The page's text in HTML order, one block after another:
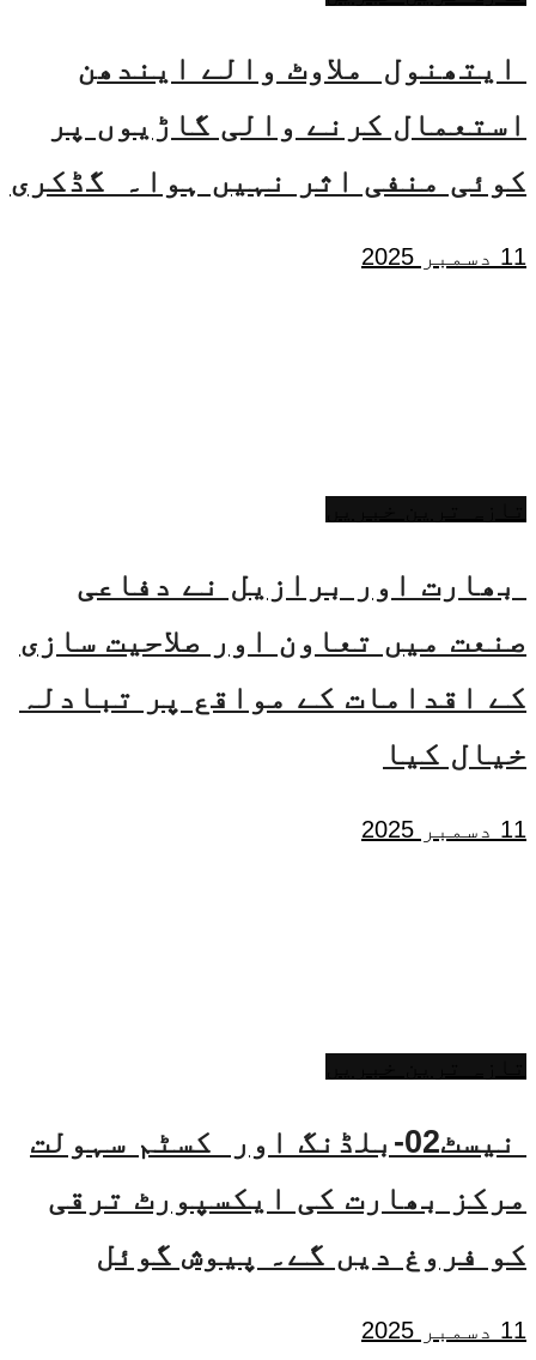
ایتھنول ملاوٹ والے ایندھن
استعمال کرنے والی گاڑیوں پر
کوئی منفی اثر نہیں ہوا۔ گڈکری
11 دسمبر 2025
بھارت اور برازیل نے دفاعی
صنعت میں تعاون اور صلاحیت سازی
کے اقدامات کے مواقع پر تبادلہ
خیال کیا
11 دسمبر 2025
نیسٹ02-بلڈنگ اور کسٹم سہولت
مرکز بھارت کی ایکسپورٹ ترقی
کو فروغ دیں گے۔ پیوش گوئل
11 دسمبر 2025